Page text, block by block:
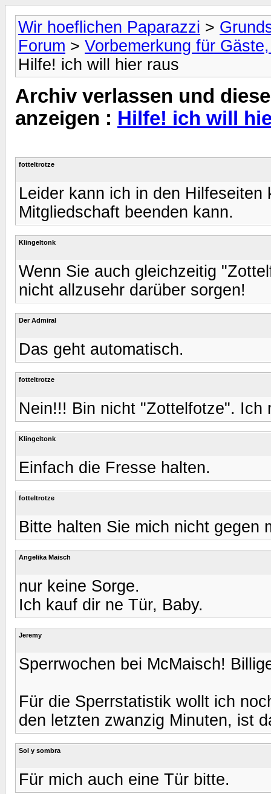
Wir hoeflichen Paparazzi >
Forum > Vorbemerkung für
Hilfe! ich will hier raus
Archiv verlassen und
anzeigen : Hilfe! ich will
fotteltrotze
Leider kann ich in den
Mitgliedschaft beenden kann.
Klingeltonk
Wenn Sie auch gleichzeitig
nicht allzusehr darüber sorgen!
Der Admiral
Das geht automatisch.
fotteltrotze
Nein!!! Bin nicht "Zottelfotze". Ich
Klingeltonk
Einfach die Fresse halten.
fotteltrotze
Bitte halten Sie mich nicht gegen
Angelika Maisch
nur keine Sorge.
Ich kauf dir ne Tür, Baby.
Jeremy
Sperrwochen bei McMaisch!
Für die Sperrstatistik wollt ich
den letzten zwanzig Minuten, ist
Sol y sombra
Für mich auch eine Tür bitte.